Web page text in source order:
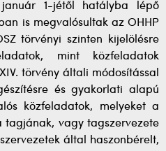
1-jétől hatályba lépő
is megvalósultak az OHHP
törvényi szinten kijelölésre
mint közfeladatok
törvény általi módosítással
és gyakorlati alapú
közfeladatok, melyeket a
tagjának, vagy tagszervezete
által haszonbérelt,